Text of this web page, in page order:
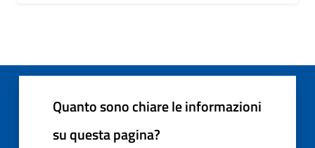
Quanto sono chiare le informazioni
su questa pagina?